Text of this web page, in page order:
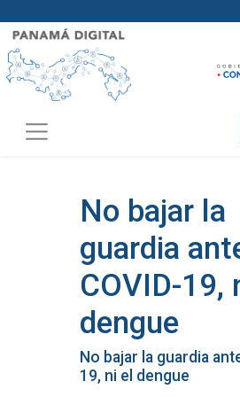
No bajar la
guardia
COVID-19,
dengue
No bajar la guardia
19, ni el dengue